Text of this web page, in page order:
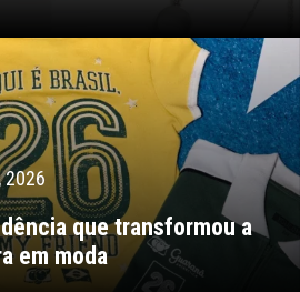
2026
que transformou a
em moda